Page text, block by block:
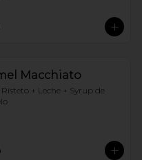
Macchiato
+ Leche + Syrup de